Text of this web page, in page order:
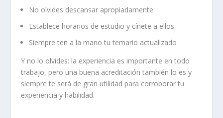
No olvides descansar apropiadamente
Establece horarios de estudio y cíñete a ellos
Siempre ten a la mano tu temario actualizado
Y no lo olvides: la experiencia es importante en todo
trabajo, pero una buena acreditación también lo es y
siempre te será de gran utilidad para corroborar tu
experiencia y habilidad.